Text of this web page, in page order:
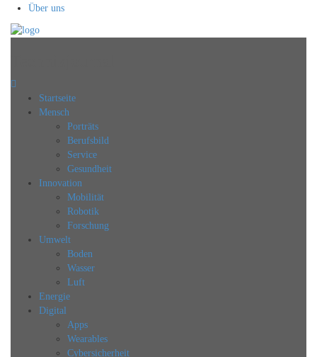
Über uns
Startseite
Mensch
Porträts
Berufsbild
Service
Gesundheit
Innovation
Mobilität
Robotik
Forschung
Umwelt
Boden
Wasser
Luft
Energie
Digital
Apps
Wearables
Cybersicherheit